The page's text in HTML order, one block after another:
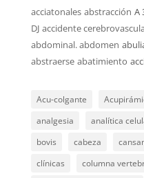
acciatonales abstracción A
DJ accidente
abdominal. abdomen
abstraerse abatimiento
Acu-colgante
analgesia
analítica
bovis
cabeza
clínicas
columna